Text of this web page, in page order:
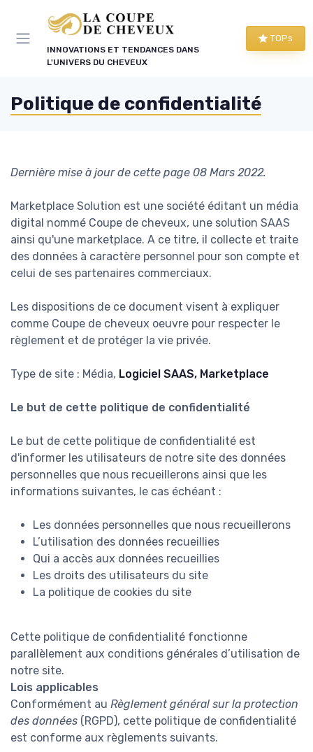
INNOVATIONS ET TENDANCES DANS
L'UNIVERS DU CHEVEUX
TOPs
Politique de confidentialité
Dernière mise à jour de cette page 08 Mars 2022.
Marketplace Solution est une société éditant un média
digital nommé Coupe de cheveux, une solution SAAS
ainsi qu'une marketplace. A ce titre, il collecte et traite
des données à caractère personnel pour son compte et
celui de ses partenaires commerciaux.
Les dispositions de ce document visent à expliquer
comme Coupe de cheveux oeuvre pour respecter le
règlement et de protéger la vie privée.
Type de site : Média, Logiciel SAAS, Marketplace
Le but de cette politique de confidentialité
Le but de cette politique de confidentialité est
d'informer les utilisateurs de notre site des données
personnelles que nous recueillerons ainsi que les
informations suivantes, le cas échéant :
Les données personnelles que nous recueillerons
L’utilisation des données recueillies
Qui a accès aux données recueillies
Les droits des utilisateurs du site
La politique de cookies du site
Cette politique de confidentialité fonctionne
parallèlement aux conditions générales d’utilisation de
notre site.
Lois applicables
Conformément au Règlement général sur la protection
des données (RGPD), cette politique de confidentialité
est conforme aux règlements suivants.